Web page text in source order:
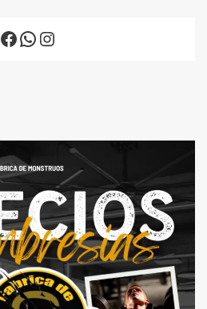
Facebook
WhatsApp
Instagram